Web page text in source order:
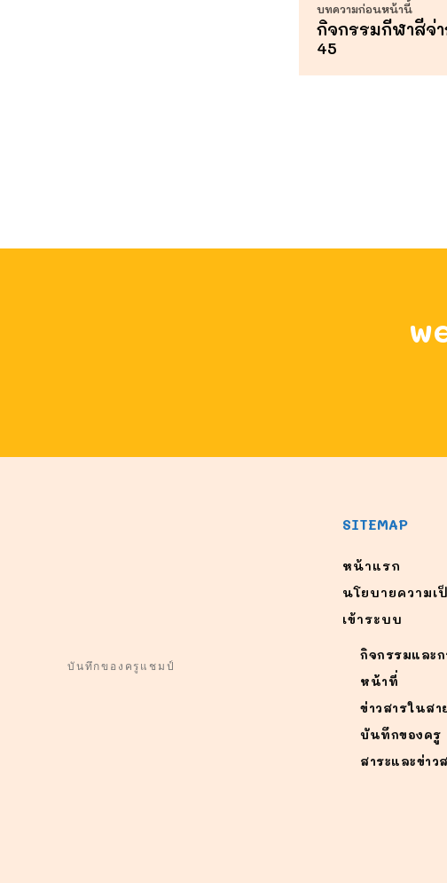
บทความก่อนหน้านี้
กิจกรรมกีฬาสีจ่
45
บันทึกของครูแชมป์
SITEMAP
หน้าแรก
นโยบายความ
เข้าระบบ
กิจกรรมและ
หน้าที่
ข่าวสารในสา
บันทึกของครู
สาระและข่าว